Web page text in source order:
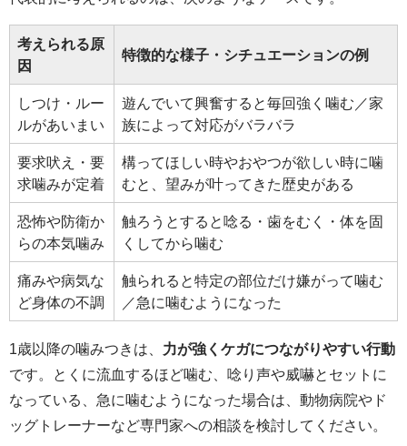
考えられる原
因
特徴的な様子・シチュエーションの例
しつけ・ルー
ルがあいまい
遊んでいて興奮すると毎回強く噛む／家
族によって対応がバラバラ
要求吠え・要
求噛みが定着
構ってほしい時やおやつが欲しい時に噛
むと、望みが叶ってきた歴史がある
恐怖や防衛か
らの本気噛み
触ろうとすると唸る・歯をむく・体を固
くしてから噛む
痛みや病気な
ど身体の不調
触られると特定の部位だけ嫌がって噛む
／急に噛むようになった
1歳以降の噛みつきは、 力が強くケガにつながりやすい行動
です。とくに流血するほど噛む、唸り声や威嚇とセットに
なっている、急に噛むようになった場合は、動物病院やド
ッグトレーナーなど専門家への相談を検討してください。